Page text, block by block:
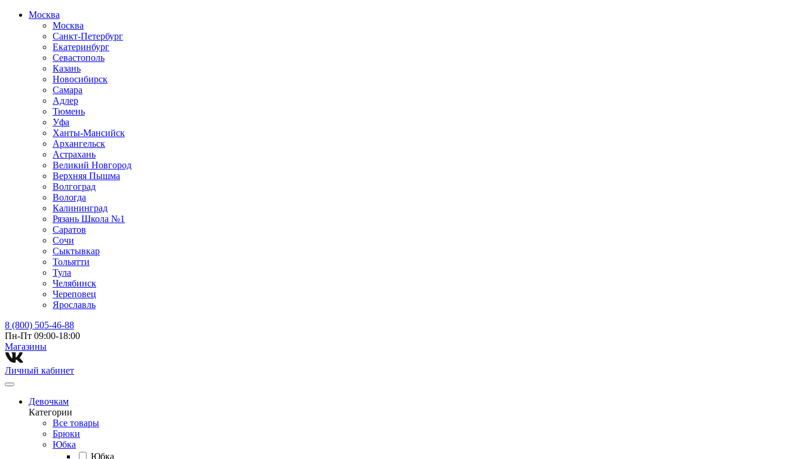
Москва
Москва
Санкт-Петербург
Екатеринбург
Севастополь
Казань
Новосибирск
Самара
Адлер
Тюмень
Уфа
Ханты-Мансийск
Архангельск
Астрахань
Великий Новгород
Верхняя Пышма
Волгоград
Вологда
Калининград
Рязань Школа №1
Саратов
Сочи
Сыктывкар
Тольятти
Тула
Челябинск
Череповец
Ярославль
8 (800) 505-46-88
Пн-Пт 09:00-18:00
Магазины⁠
Личный кабинет
Девочкам
Категории
Все товары
Брюки
Юбка
Юбка